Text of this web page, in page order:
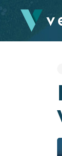
links
to
primary